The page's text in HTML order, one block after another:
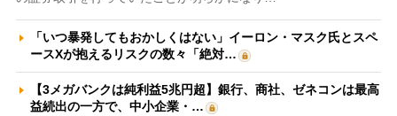
「いつ暴発してもおかしくはない」イーロン・マスク氏とスペ
ースXが抱えるリスクの数々「絶対…
【3メガバンクは純利益5兆円超】銀行、商社、ゼネコンは最高
益続出の一方で、中小企業・…